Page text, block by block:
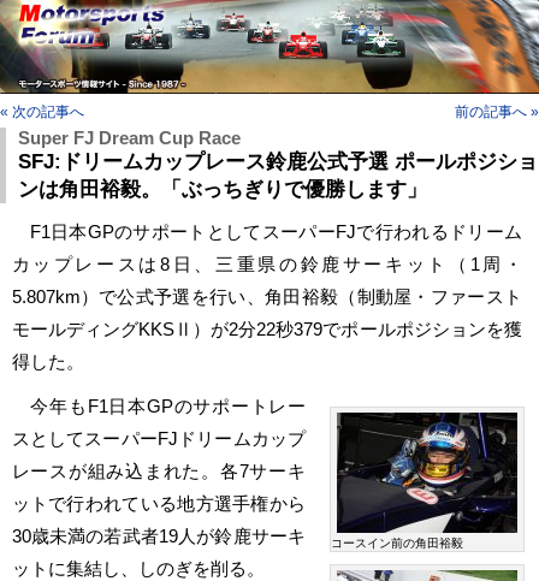
« 次の記事へ 前の記事へ »
Super FJ Dream Cup Race
SFJ:ドリームカップレース鈴鹿公式予選 ポールポジショ
ンは角田裕毅。「ぶっちぎりで優勝します」
F1日本GPのサポートとしてスーパーFJで行われるドリーム
カップレースは8日、三重県の鈴鹿サーキット（1周・
5.807km）で公式予選を行い、角田裕毅（制動屋・ファースト
モールディングKKSⅡ）が2分22秒379でポールポジションを獲
得した。
コースイン前の角田裕毅
今年もF1日本GPのサポートレー
スとしてスーパーFJドリームカップ
レースが組み込まれた。各7サーキ
ットで行われている地方選手権から
30歳未満の若武者19人が鈴鹿サーキ
ットに集結し、しのぎを削る。